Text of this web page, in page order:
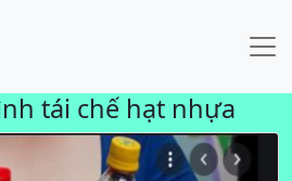
tái chế hạt nhựa